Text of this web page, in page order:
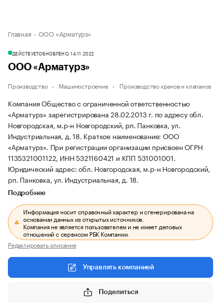
Главная ООО «Арматурз»
ДЕЙСТВУЕТОБНОВЛЕНО, 14.11.2022
ООО «Арматурз»
Производство Машиностроение Производство кранов и клапанов
Компания Общество с ограниченной ответственностью
«Арматурз» зарегистрирована 28.02.2013 г. по адресу обл.
Новгородская, м.р-н Новгородский, рп. Панковка, ул.
Индустриальная, д. 18. Краткое наименование: ООО
«Арматурз». При регистрации организации присвоен ОГРН
1135321001122, ИНН 5321160421 и КПП 531001001.
Юридический адрес: обл. Новгородская, м.р-н Новгородский,
рп. Панковка, ул. Индустриальная, д. 18.
Подробнее
Информация носит справочный характер и сгенерирована на
основании данных из открытых источников.
Компания не является пользователем и не имеет деловых
отношений с сервисом РБК Компании.
Редактировать описание
Управлять компанией
Поделиться